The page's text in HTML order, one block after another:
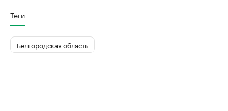
Теги
Белгородская область